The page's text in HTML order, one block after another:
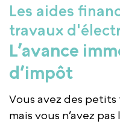
Les aides
travaux
L’avance
d’impôt
Vous avez des
mais vous n’avez